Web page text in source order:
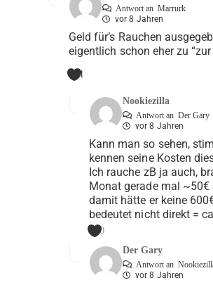
Antwort an Marrurk
vor 8 Jahren
Geld für’s Rauchen
eigentlich schon eher zu
1
Nookiezilla
Antwort an Der Gary
vor 8 Jahren
Kann man so sehen,
kennen seine Kosten
Ich rauche zB ja auch,
Monat gerade mal ~50€
damit hätte er keine
bedeutet nicht direkt =
0
Der Gary
Antwort an
vor 8 Jahren